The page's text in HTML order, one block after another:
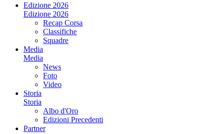
Edizione 2026
Edizione 2026
Recap Corsa
Classifiche
Squadre
Media
Media
News
Foto
Video
Storia
Storia
Albo d'Oro
Edizioni Precedenti
Partner